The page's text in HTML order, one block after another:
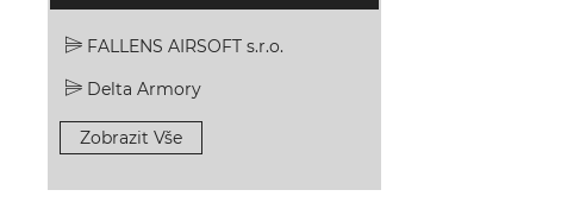
FALLENS AIRSOFT s.r.o.
Delta Armory
Zobrazit Vše